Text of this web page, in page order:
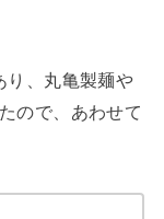
り、丸亀製麺や
ので、あわせて